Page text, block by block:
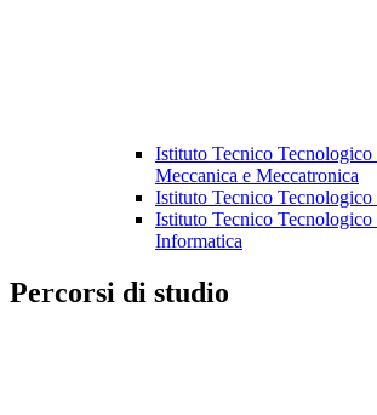
Istituto Tecnico
Meccanica e Meccatronica
Istituto Tecnico
Istituto Tecnico
Informatica
Percorsi di studio